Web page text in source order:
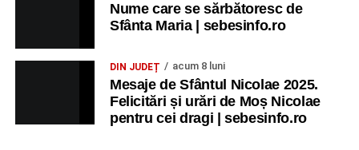
Nume care se sărbătoresc de
Sfânta Maria | sebesinfo.ro
DIN JUDEȚ acum 8 luni
Mesaje de Sfântul Nicolae 2025.
Felicitări și urări de Moș Nicolae
pentru cei dragi | sebesinfo.ro